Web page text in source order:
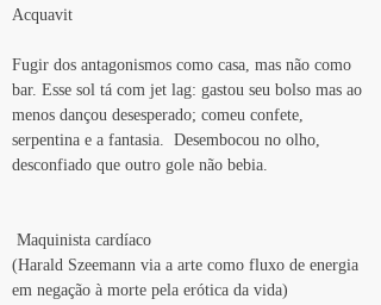
Acquavit
Fugir dos antagonismos como casa, mas não como
bar. Esse sol tá com jet lag: gastou seu bolso mas ao
menos dançou desesperado; comeu confete,
serpentina e a fantasia.  Desembocou no olho,
desconfiado que outro gole não bebia.
Maquinista cardíaco
(Harald Szeemann via a arte como fluxo de energia
em negação à morte pela erótica da vida)